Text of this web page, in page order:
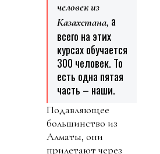
человек из
Казахстана, а
всего на этих
курсах обучается
300 человек. То
есть одна пятая
часть – наши.
Подавляющее
большинство из
Алматы, они
прилетают через